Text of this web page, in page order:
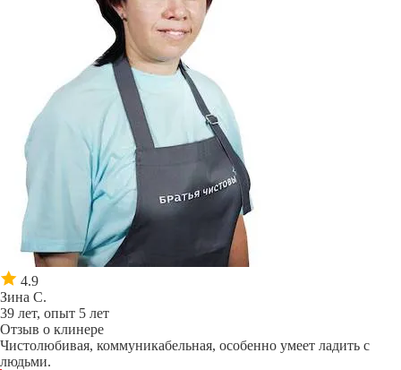
4.9
Зина С.
39 лет, опыт 5 лет
Отзыв о клинере
Чистолюбивая, коммуникабельная, особенно умеет ладить с
людьми.